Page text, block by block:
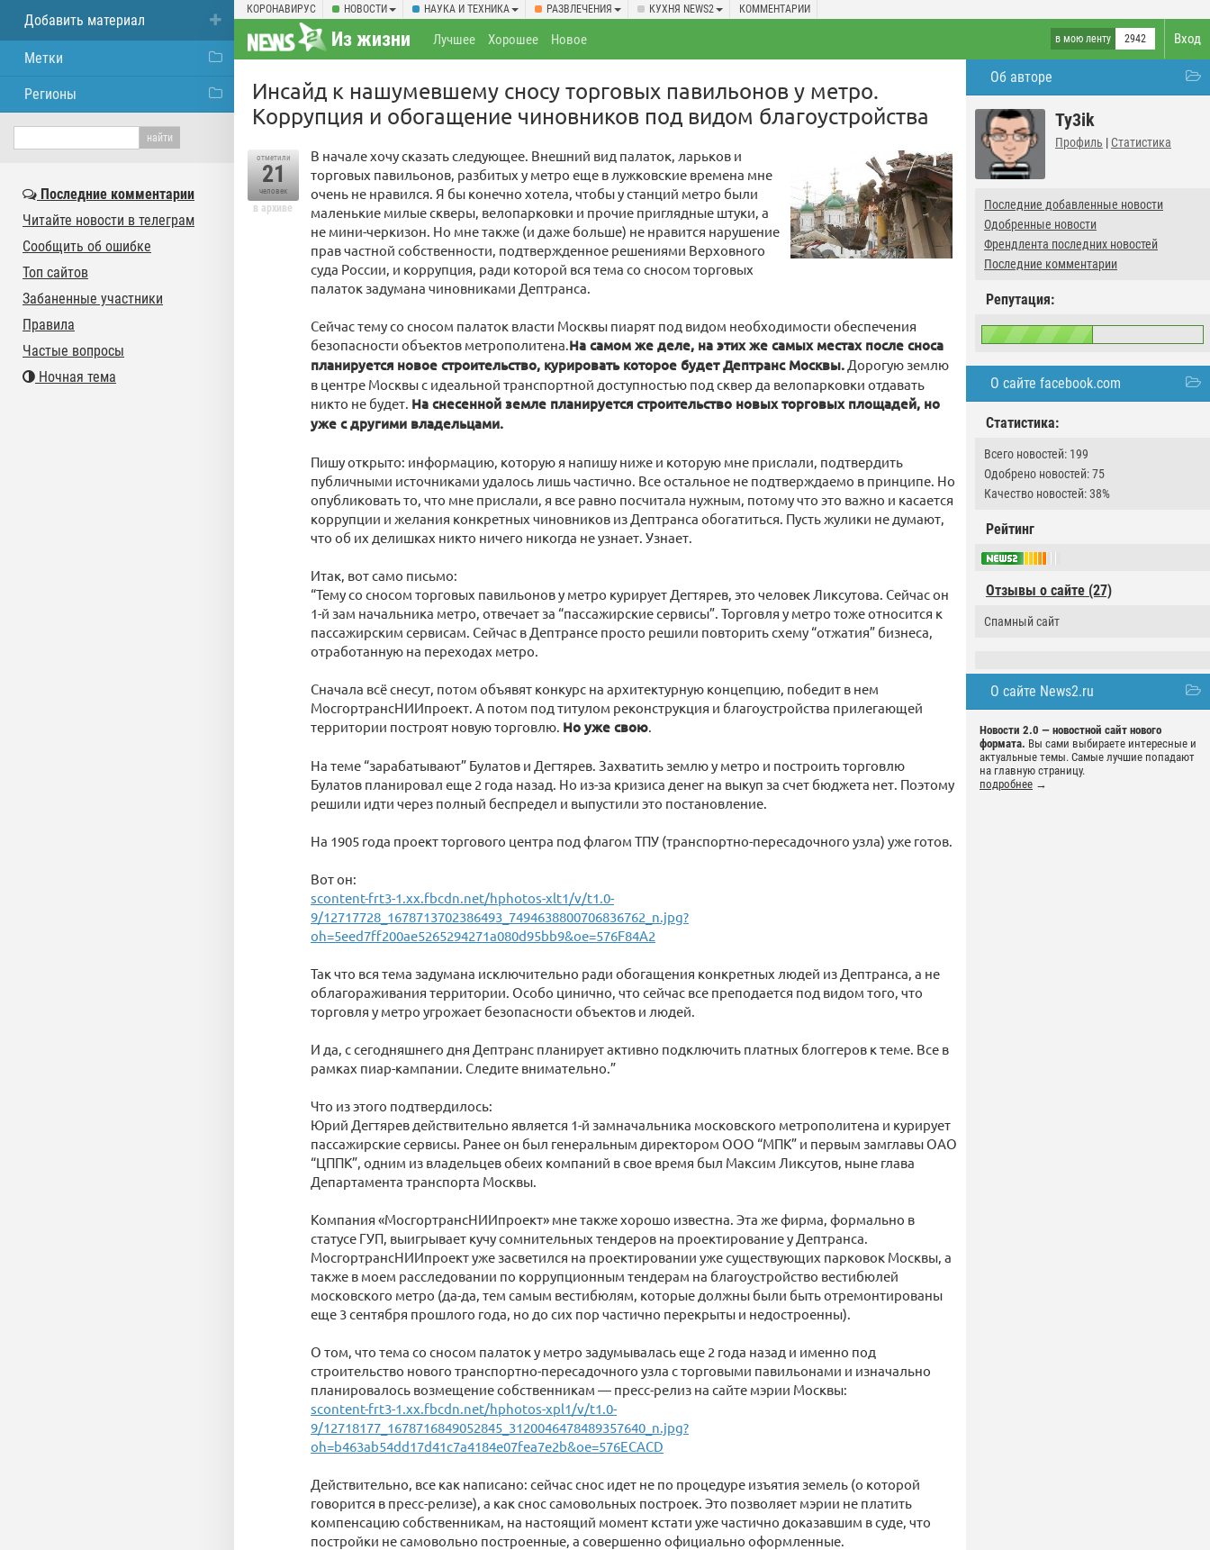
КОРОНАВИРУС НОВОСТИ НАУКА И ТЕХНИКА РАЗВЛЕЧЕНИЯ КУХНЯ NEWS2 КОММЕНТАРИИ
Вход
Из жизни в мою ленту 2942
Лучшее Хорошее Новое
Об авторе
Ty3ik
Профиль | Статистика
Последние добавленные новости
Одобренные новости
Френдлента последних новостей
Последние комментарии
Репутация:
О сайте facebook.com
Статистика:
Всего новостей: 199
Одобрено новостей: 75
Качество новостей: 38%
Рейтинг
Отзывы о сайте (27)
Спамный сайт
О сайте News2.ru
Новости 2.0 — новостной сайт нового
формата. Вы сами выбираете интересные и
актуальные темы. Самые лучшие попадают
на главную страницу.
подробнее →
Инсайд к нашумевшему сносу торговых павильонов у метро.
Коррупция и обогащение чиновников под видом благоустройства
отметили
21
человек
в архиве
В начале хочу сказать следующее. Внешний вид палаток, ларьков и
торговых павильонов, разбитых у метро еще в лужковские времена мне
очень не нравился. Я бы конечно хотела, чтобы у станций метро были
маленькие милые скверы, велопарковки и прочие приглядные штуки, а
не мини-черкизон. Но мне также (и даже больше) не нравится нарушение
прав частной собственности, подтвержденное решениями Верховного
суда России, и коррупция, ради которой вся тема со сносом торговых
палаток задумана чиновниками Дептранса.
Сейчас тему со сносом палаток власти Москвы пиарят под видом необходимости обеспечения
безопасности объектов метрополитена.На самом же деле, на этих же самых местах после сноса
планируется новое строительство, курировать которое будет Дептранс Москвы. Дорогую землю
в центре Москвы с идеальной транспортной доступностью под сквер да велопарковки отдавать
никто не будет. На снесенной земле планируется строительство новых торговых площадей, но
уже с другими владельцами.
Пишу открыто: информацию, которую я напишу ниже и которую мне прислали, подтвердить
публичными источниками удалось лишь частично. Все остальное не подтверждаемо в принципе. Но
опубликовать то, что мне прислали, я все равно посчитала нужным, потому что это важно и касается
коррупции и желания конкретных чиновников из Дептранса обогатиться. Пусть жулики не думают,
что об их делишках никто ничего никогда не узнает. Узнает.
Итак, вот само письмо:
“Тему со сносом торговых павильонов у метро курирует Дегтярев, это человек Ликсутова. Сейчас он
1-й зам начальника метро, отвечает за “пассажирские сервисы”. Торговля у метро тоже относится к
пассажирским сервисам. Сейчас в Дептрансе просто решили повторить схему “отжатия” бизнеса,
отработанную на переходах метро.
Сначала всё снесут, потом объявят конкурс на архитектурную концепцию, победит в нем
МосгортрансНИИпроект. А потом под титулом реконструкция и благоустройства прилегающей
территории построят новую торговлю. Но уже свою.
На теме “зарабатывают” Булатов и Дегтярев. Захватить землю у метро и построить торговлю
Булатов планировал еще 2 года назад. Но из-за кризиса денег на выкуп за счет бюджета нет. Поэтому
решили идти через полный беспредел и выпустили это постановление.
На 1905 года проект торгового центра под флагом ТПУ (транспортно-пересадочного узла) уже готов.
Вот он:
scontent-frt3-1.xx.fbcdn.net/hphotos-xlt1/v/t1.0-
9/12717728_1678713702386493_7494638800706836762_n.jpg?
oh=5eed7ff200ae5265294271a080d95bb9&oe=576F84A2
Так что вся тема задумана исключительно ради обогащения конкретных людей из Дептранса, а не
облагораживания территории. Особо цинично, что сейчас все преподается под видом того, что
торговля у метро угрожает безопасности объектов и людей.
И да, с сегодняшнего дня Дептранс планирует активно подключить платных блоггеров к теме. Все в
рамках пиар-кампании. Следите внимательно.”
Что из этого подтвердилось:
Юрий Дегтярев действительно является 1-й замначальника московского метрополитена и курирует
пассажирские сервисы. Ранее он был генеральным директором ООО “МПК” и первым замглавы ОАО
“ЦППК”, одним из владельцев обеих компаний в свое время был Максим Ликсутов, ныне глава
Департамента транспорта Москвы.
Компания «МосгортрансНИИпроект» мне также хорошо известна. Эта же фирма, формально в
статусе ГУП, выигрывает кучу сомнительных тендеров на проектирование у Дептранса.
МосгортрансНИИпроект уже засветился на проектировании уже существующих парковок Москвы, а
также в моем расследовании по коррупционным тендерам на благоустройство вестибюлей
московского метро (да-да, тем самым вестибюлям, которые должны были быть отремонтированы
еще 3 сентября прошлого года, но до сих пор частично перекрыты и недостроенны).
О том, что тема со сносом палаток у метро задумывалась еще 2 года назад и именно под
строительство нового транспортно-пересадочного узла с торговыми павильонами и изначально
планировалось возмещение собственникам — пресс-релиз на сайте мэрии Москвы:
scontent-frt3-1.xx.fbcdn.net/hphotos-xpl1/v/t1.0-
9/12718177_1678716849052845_3120046478489357640_n.jpg?
oh=b463ab54dd17d41c7a4184e07fea7e2b&oe=576ECACD
Действительно, все как написано: сейчас снос идет не по процедуре изъятия земель (о которой
говорится в пресс-релизе), а как снос самовольных построек. Это позволяет мэрии не платить
компенсацию собственникам, на настоящий момент кстати уже частично доказавшим в суде, что
постройки не самовольно построенные, а совершенно официально оформленные.
Добавить материал
Метки
Регионы
Последние комментарии
Читайте новости в телеграм
Сообщить об ошибке
Топ сайтов
Забаненные участники
Правила
Частые вопросы
Ночная тема